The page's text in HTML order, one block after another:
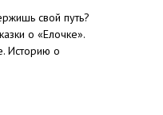
свой путь?
о «Елочке».
Историю о